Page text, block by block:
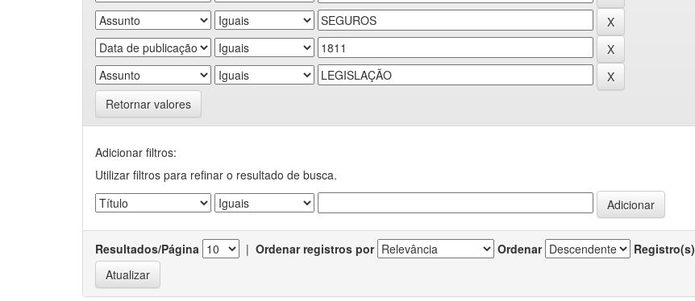
Retornar valores
Adicionar filtros:
Utilizar filtros para refinar o resultado de busca.
Resultados/Página | Ordenar registros por Ordenar Registro(s)